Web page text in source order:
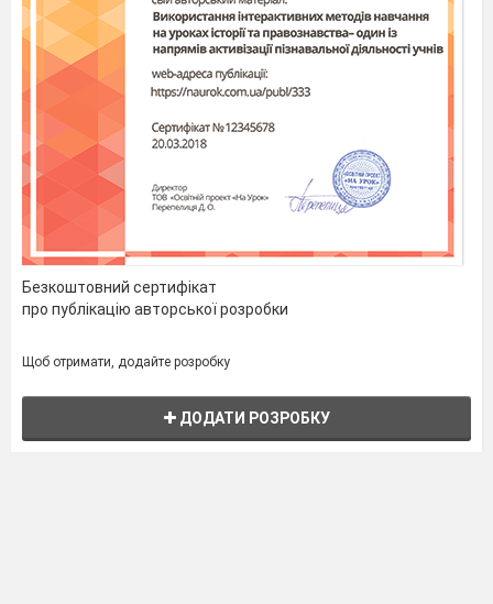
Безкоштовний сертифікат
про публікацію авторської розробки
Щоб отримати, додайте розробку
ДОДАТИ РОЗРОБКУ